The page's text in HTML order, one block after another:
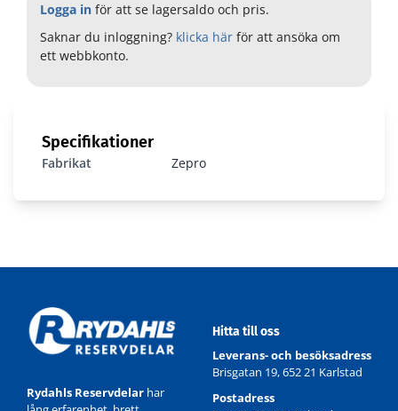
Logga in för att se lagersaldo och pris.
Saknar du inloggning? klicka här för att ansöka om
ett webbkonto.
Specifikationer
Fabrikat Zepro
Rydahls Reservdelar har
Hitta till oss
Leverans- och besöksadress
Brisgatan 19, 652 21 Karlstad
Postadress